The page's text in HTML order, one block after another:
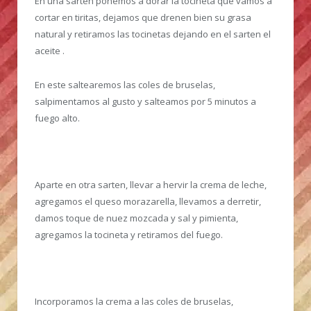
cortar en tiritas, dejamos que drenen bien su grasa
natural y retiramos las tocinetas dejando en el sarten el
aceite .
En este saltearemos las coles de bruselas,
salpimentamos al gusto y salteamos por 5 minutos a
fuego alto.
Aparte en otra sarten, llevar a hervir la crema de leche,
agregamos el queso morazarella, llevamos a derretir,
damos toque de nuez mozcada y sal y pimienta,
agregamos la tocineta y retiramos del fuego.
Incorporamos la crema a las coles de bruselas,